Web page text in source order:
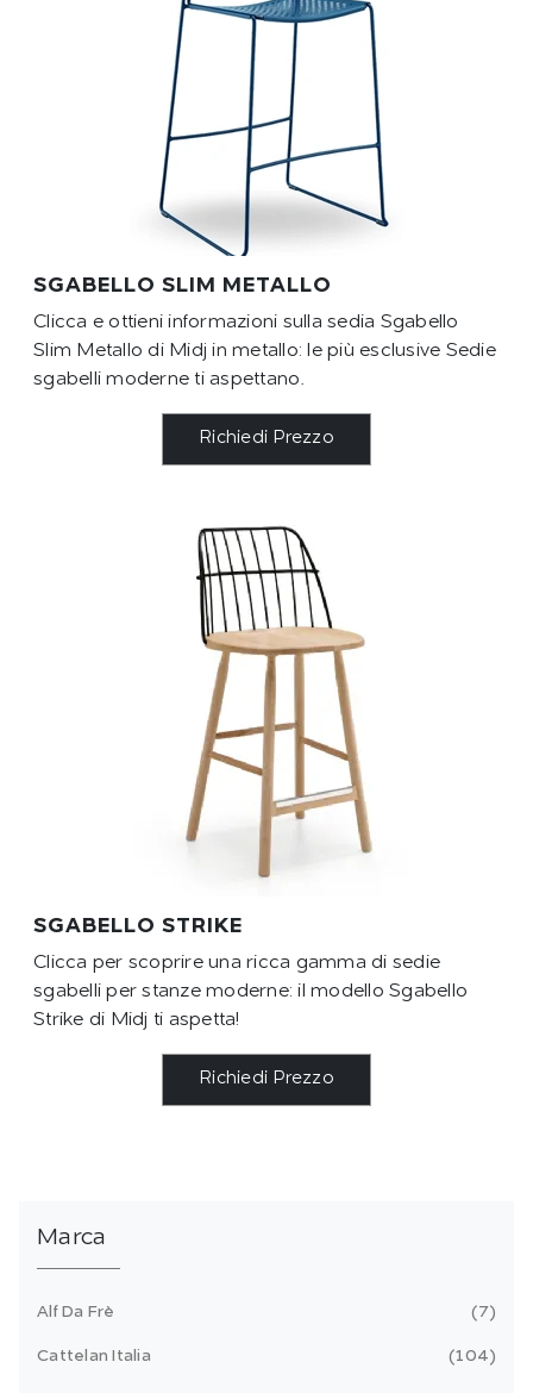
SGABELLO SLIM METALLO
Clicca e ottieni informazioni sulla sedia Sgabello
Slim Metallo di Midj in metallo: le più esclusive Sedie
sgabelli moderne ti aspettano.
Richiedi Prezzo
SGABELLO STRIKE
Clicca per scoprire una ricca gamma di sedie
sgabelli per stanze moderne: il modello Sgabello
Strike di Midj ti aspetta!
Richiedi Prezzo
Marca
Alf Da Frè 7
Cattelan Italia 104